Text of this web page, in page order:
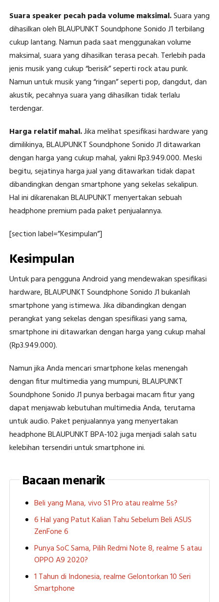
Suara speaker pecah pada volume maksimal.Suara yang
dihasilkan oleh BLAUPUNKT Soundphone Sonido J1 terbilang
cukup lantang. Namun pada saat menggunakan volume
maksimal, suara yang dihasilkan terasa pecah. Terlebih pada
jenis musik yang cukup “berisik” seperti rock atau punk.
Namun untuk musik yang “ringan” seperti pop, dangdut, dan
akustik, pecahnya suara yang dihasilkan tidak terlalu
terdengar.
Harga relatif mahal.Jika melihat spesifikasi hardware yang
dimilikinya, BLAUPUNKT Soundphone Sonido J1 ditawarkan
dengan harga yang cukup mahal, yakni Rp3.949.000. Meski
begitu, sejatinya harga jual yang ditawarkan tidak dapat
dibandingkan dengan smartphone yang sekelas sekalipun.
Hal ini dikarenakan BLAUPUNKT menyertakan sebuah
headphone premium pada paket penjualannya.
[section label=”Kesimpulan”]
Kesimpulan
Untuk para pengguna Android yang mendewakan spesifikasi
hardware, BLAUPUNKT Soundphone Sonido J1 bukanlah
smartphone yang istimewa. Jika dibandingkan dengan
perangkat yang sekelas dengan spesifikasi yang sama,
smartphone ini ditawarkan dengan harga yang cukup mahal
(Rp3.949.000).
Namun jika Anda mencari smartphone kelas menengah
dengan fitur multimedia yang mumpuni, BLAUPUNKT
Soundphone Sonido J1 punya berbagai macam fitur yang
dapat menjawab kebutuhan multimedia Anda, terutama
untuk audio. Paket penjualannya yang menyertakan
headphone BLAUPUNKT BPA-102 juga menjadi salah satu
kelebihan tersendiri untuk smartphone ini.
Bacaan menarik
Beli yang Mana, vivo S1 Pro atau realme 5s?
6 Hal yang Patut Kalian Tahu Sebelum Beli ASUS
ZenFone 6
Punya SoC Sama, Pilih Redmi Note 8, realme 5 atau
OPPO A9 2020?
1 Tahun di Indonesia, realme Gelontorkan 10 Seri
Smartphone